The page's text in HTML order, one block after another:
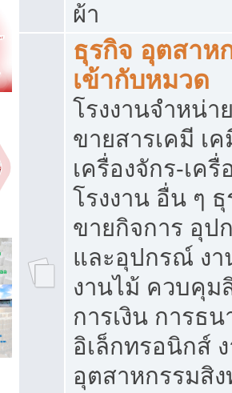
ผ้า
ธุรกิจ อุตสาห
เข้ากับหมวด
โรงงานจำหน่
ขายสารเคมี เ
เครื่องจักร-เค
โรงงาน อื่น ๆ
ขายกิจการ อุป
และอุปกรณ์ ง
งานไม้ ควบคุม
การเงิน การธ
อิเล็กทรอนิกส์
อุตสาหกรรมสิ